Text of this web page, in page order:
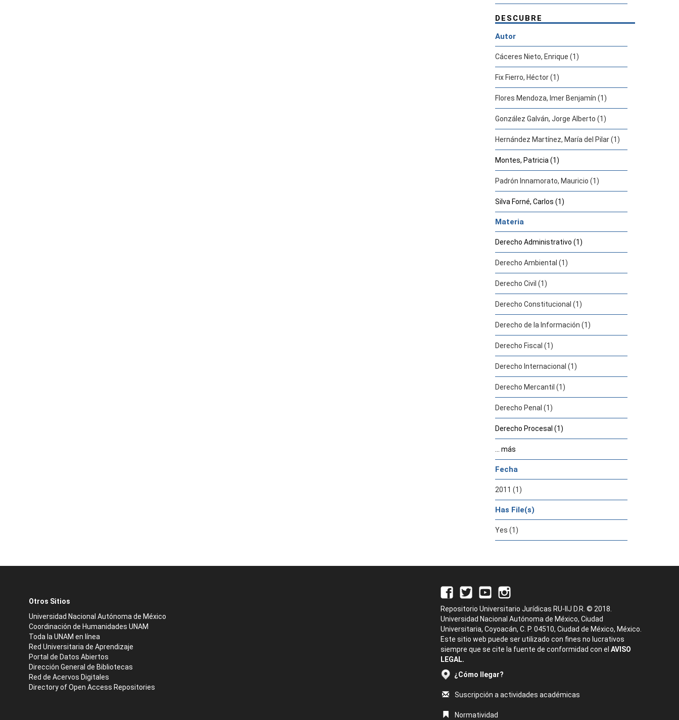
DESCUBRE
Autor
Cáceres Nieto, Enrique (1)
Fix Fierro, Héctor (1)
Flores Mendoza, Imer Benjamín (1)
González Galván, Jorge Alberto (1)
Hernández Martínez, María del Pilar (1)
Montes, Patricia (1)
Padrón Innamorato, Mauricio (1)
Silva Forné, Carlos (1)
Materia
Derecho Administrativo (1)
Derecho Ambiental (1)
Derecho Civil (1)
Derecho Constitucional (1)
Derecho de la Información (1)
Derecho Fiscal (1)
Derecho Internacional (1)
Derecho Mercantil (1)
Derecho Penal (1)
Derecho Procesal (1)
... más
Fecha
2011 (1)
Has File(s)
Yes (1)
Otros Sitios
Universidad Nacional Autónoma de México
Coordinación de Humanidades UNAM
Toda la UNAM en línea
Red Universitaria de Aprendizaje
Portal de Datos Abiertos
Dirección General de Bibliotecas
Red de Acervos Digitales
Directory of Open Access Repositories
Repositorio Universitario Jurídicas RU-IIJ D.R. © 2018.
Universidad Nacional Autónoma de México, Ciudad
Universitaria, Coyoacán, C. P. 04510, Ciudad de México, México.
Este sitio web puede ser utilizado con fines no lucrativos
siempre que se cite la fuente de conformidad con el AVISO
LEGAL.
¿Cómo llegar?
Suscripción a actividades académicas
Normatividad